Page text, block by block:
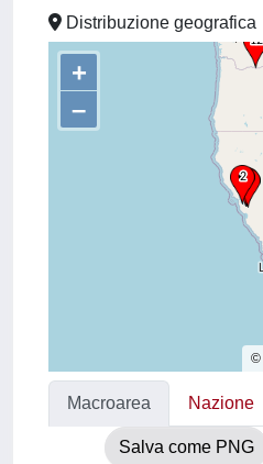
Distribuzione geografica
+
–
©
Macroarea Nazione
Salva come PNG